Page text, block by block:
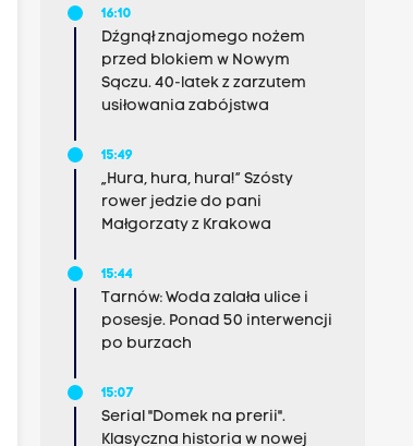
16:10
Dźgnął znajomego nożem
przed blokiem w Nowym
Sączu. 40-latek z zarzutem
usiłowania zabójstwa
15:49
„Hura, hura, hura!” Szósty
rower jedzie do pani
Małgorzaty z Krakowa
15:44
Tarnów: Woda zalała ulice i
posesje. Ponad 50 interwencji
po burzach
15:07
Serial "Domek na prerii".
Klasyczna historia w nowej